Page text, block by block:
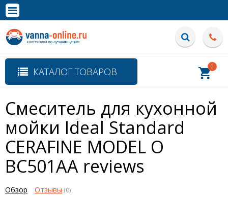
Полная версия сайта
КАТАЛОГ ТОВАРОВ 0
Смеситель для кухонной
мойки Ideal Standard
CERAFINE MODEL O
BC501AA reviews
Обзор Отзывы (0)